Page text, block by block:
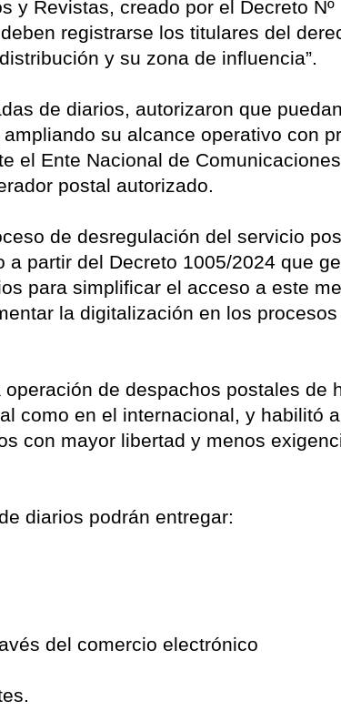
y Revistas, creado por el Decreto Nº
registrarse los titulares del
y su zona de influencia”.
de diarios, autorizaron que puedan
su alcance operativo con
el Ente Nacional de Comunicaciones
postal autorizado.
de desregulación del servicio
partir del Decreto 1005/2024 que
para simplificar el acceso a este
la digitalización en los procesos
de despachos postales de
como en el internacional, y habilitó a
con mayor libertad y menos
diarios podrán entregar:
del comercio electrónico